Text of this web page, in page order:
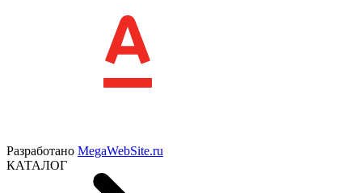
Разработано MegaWebSite.ru
КАТАЛОГ